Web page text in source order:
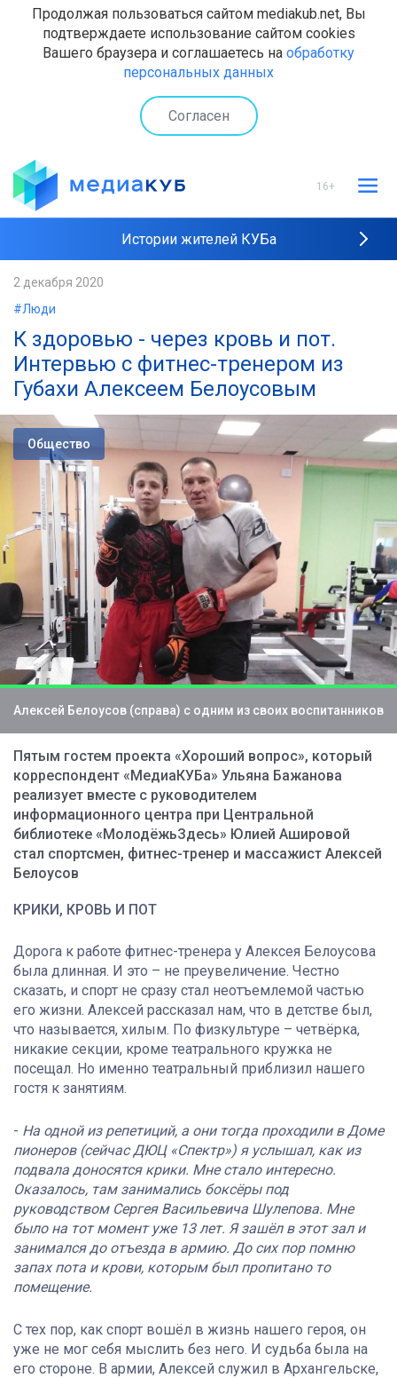
Продолжая пользоваться сайтом mediakub.net, Вы
подтверждаете использование сайтом cookies
Вашего браузера и соглашаетесь на обработку
персональных данных
Согласен
16+
Истории жителей КУБа
2 декабря 2020
#Люди
К здоровью - через кровь и пот.
Интервью с фитнес-тренером из
Губахи Алексеем Белоусовым
Алексей Белоусов (справа) с одним из своих воспитанников
Общество
Пятым гостем проекта «Хороший вопрос», который
корреспондент «МедиаКУБа» Ульяна Бажанова
реализует вместе с руководителем
информационного центра при Центральной
библиотеке «МолодёжьЗдесь» Юлией Ашировой
стал спортсмен, фитнес-тренер и массажист Алексей
Белоусов
КРИКИ, КРОВЬ И ПОТ
Дорога к работе фитнес-тренера у Алексея Белоусова
была длинная. И это – не преувеличение. Честно
сказать, и спорт не сразу стал неотъемлемой частью
его жизни. Алексей рассказал нам, что в детстве был,
что называется, хилым. По физкультуре – четвёрка,
никакие секции, кроме театрального кружка не
посещал. Но именно театральный приблизил нашего
гостя к занятиям.
- На одной из репетиций, а они тогда проходили в Доме
пионеров (сейчас ДЮЦ «Спектр») я услышал, как из
подвала доносятся крики. Мне стало интересно.
Оказалось, там занимались боксёры под
руководством Сергея Васильевича Шулепова. Мне
было на тот момент уже 13 лет. Я зашёл в этот зал и
занимался до отъезда в армию. До сих пор помню
запах пота и крови, которым был пропитано то
помещение.
С тех пор, как спорт вошёл в жизнь нашего героя, он
уже не мог себя мыслить без него. И судьба была на
его стороне. В армии, Алексей служил в Архангельске,